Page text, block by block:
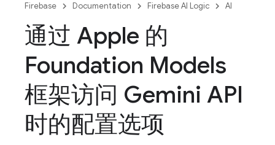
Firebase Documentation Firebase AI Logic AI
通过 Apple 的
Foundation Models
框架访问 Gemini API
时的配置选项